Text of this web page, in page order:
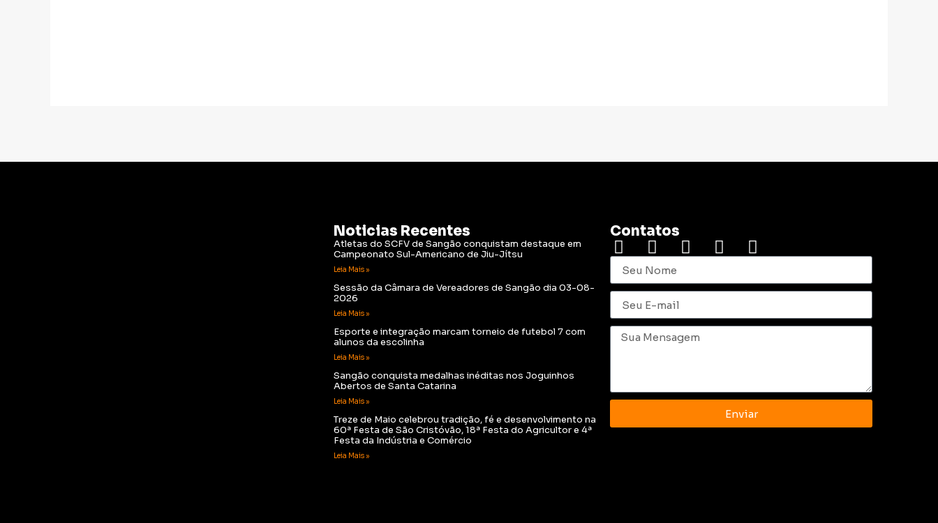
Noticias Recentes
Atletas do SCFV de Sangão conquistam destaque em
Campeonato Sul-Americano de Jiu-Jítsu
Leia Mais »
Sessão da Câmara de Vereadores de Sangão dia 03-08-
2026
Leia Mais »
Esporte e integração marcam torneio de futebol 7 com
alunos da escolinha
Leia Mais »
Sangão conquista medalhas inéditas nos Joguinhos
Abertos de Santa Catarina
Leia Mais »
Treze de Maio celebrou tradição, fé e desenvolvimento na
60ª Festa de São Cristóvão, 18ª Festa do Agricultor e 4ª
Festa da Indústria e Comércio
Leia Mais »
Contatos
Enviar